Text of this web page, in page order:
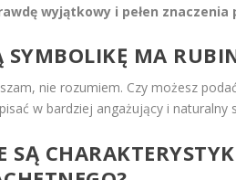
wyjątkowy i pełen znaczenia
SYMBOLIKĘ MA
nie rozumiem. Czy możesz
w bardziej angażujący i naturalny
SĄ